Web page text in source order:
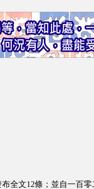
全文12條；並自一百